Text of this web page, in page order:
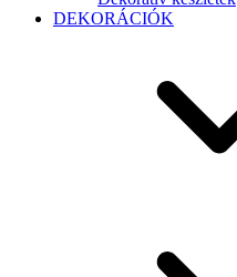
DEKORÁCIÓK